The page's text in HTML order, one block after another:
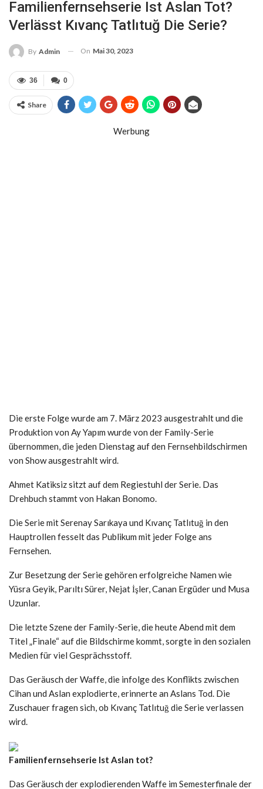
Familienfernsehserie Ist Aslan Tot?
Verlässt Kıvanç Tatlıtuğ Die Serie?
By Admin On Mai 30, 2023
0
36
Share
Werbung
Die erste Folge wurde am 7. März 2023 ausgestrahlt und die
Produktion von Ay Yapım wurde von der Family-Serie
übernommen, die jeden Dienstag auf den Fernsehbildschirmen
von Show ausgestrahlt wird.
Ahmet Katiksiz sitzt auf dem Regiestuhl der Serie. Das
Drehbuch stammt von Hakan Bonomo.
Die Serie mit Serenay Sarıkaya und Kıvanç Tatlıtuğ in den
Hauptrollen fesselt das Publikum mit jeder Folge ans
Fernsehen.
Zur Besetzung der Serie gehören erfolgreiche Namen wie
Yüsra Geyik, Parıltı Sürer, Nejat İşler, Canan Ergüder und Musa
Uzunlar.
Die letzte Szene der Family-Serie, die heute Abend mit dem
Titel „Finale“ auf die Bildschirme kommt, sorgte in den sozialen
Medien für viel Gesprächsstoff.
Das Geräusch der Waffe, die infolge des Konflikts zwischen
Cihan und Aslan explodierte, erinnerte an Aslans Tod. Die
Zuschauer fragen sich, ob Kıvanç Tatlıtuğ die Serie verlassen
wird.
Familienfernsehserie Ist Aslan tot?
Das Geräusch der explodierenden Waffe im Semesterfinale der